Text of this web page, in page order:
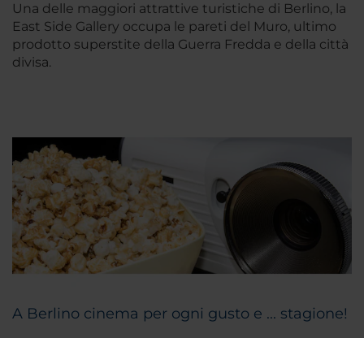
Una delle maggiori attrattive turistiche di Berlino, la
East Side Gallery occupa le pareti del Muro, ultimo
prodotto superstite della Guerra Fredda e della città
divisa.
A Berlino cinema per ogni gusto e ... stagione!